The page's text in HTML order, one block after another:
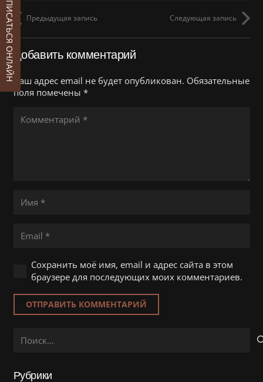
Предыдущая запись Следующая запись
Добавить комментарий
Ваш адрес email не будет опубликован. Обязательные
поля помечены *
Сохранить моё имя, email и адрес сайта в этом
браузере для последующих моих комментариев.
ОТПРАВИТЬ КОММЕНТАРИЙ
Рубрики
ЗАПИСАТЬСЯ ОНЛАЙН